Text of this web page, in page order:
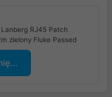
RJ45 Patch
zielony Fluke Passed